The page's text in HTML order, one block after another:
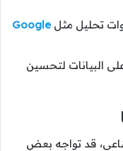
تحليل مثلGoogle
البيانات لتحسين
قد تواجه بعض